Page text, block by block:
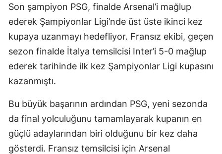
Son şampiyon PSG, finalde Arsenal’i mağlup
ederek Şampiyonlar Ligi’nde üst üste ikinci kez
kupaya uzanmayı hedefliyor. Fransız ekibi, geçen
sezon finalde İtalya temsilcisi Inter’i 5-0 mağlup
ederek tarihinde ilk kez Şampiyonlar Ligi kupasını
kazanmıştı.
Bu büyük başarının ardından PSG, yeni sezonda
da final yolculuğunu tamamlayarak kupanın en
güçlü adaylarından biri olduğunu bir kez daha
gösterdi. Fransız temsilcisi için Arsenal